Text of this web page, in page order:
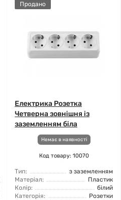
Продано
Електрика Розетка
Четверна зовнішня із
заземленням біла
Немає в наявності
Код товару: 10070
Тип:
з заземленням
Матеріал:
Пластик
Колір:
білий
Категорія:
Розетки